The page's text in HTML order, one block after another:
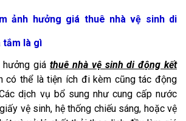
ảnh hưởng giá thuê nhà vệ sinh di
tắm là gì
hưởng giá thuê nhà vệ sinh di động kết
có thể là tiện ích đi kèm cũng tác động
dịch vụ bổ sung như cung cấp nước
vệ sinh, hệ thống chiếu sáng, hoặc vệ